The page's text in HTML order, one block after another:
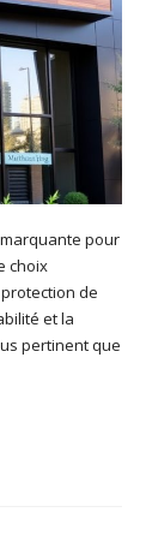
pour
choix
de
et la
pertinent que